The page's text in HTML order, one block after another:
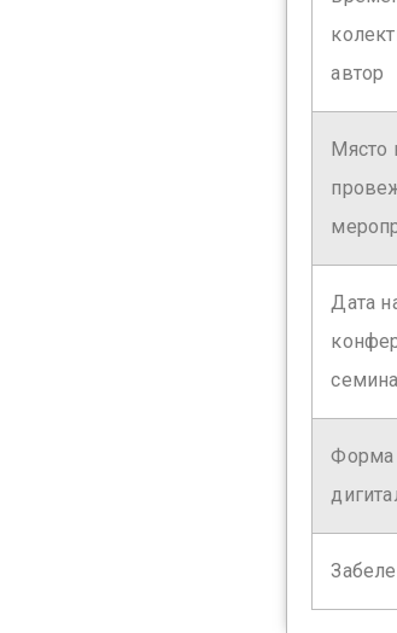
автор
Място
Дата
Форма